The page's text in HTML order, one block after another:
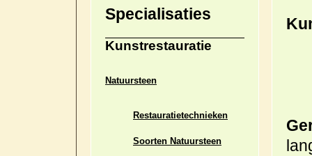
Specialisaties
Kunstrestauratie
Natuursteen
Restauratietechnieken
Soorten Natuursteen